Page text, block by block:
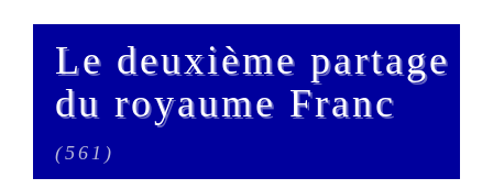
Le deuxième partage
du royaume Franc
(561)